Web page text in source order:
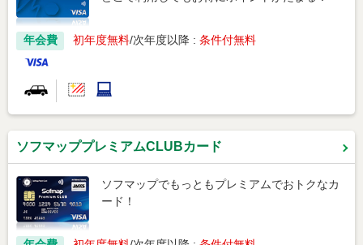
年会費 初年度無料 次年度以降 : 条件付無料
ソフマッププレミアムCLUBカード
ソフマップでもっともプレミアムでおトクなカ
ード！